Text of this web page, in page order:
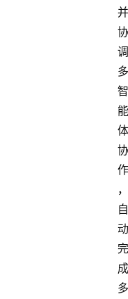
并
协
调
多
智
能
体
协
作
，
自
动
完
成
多